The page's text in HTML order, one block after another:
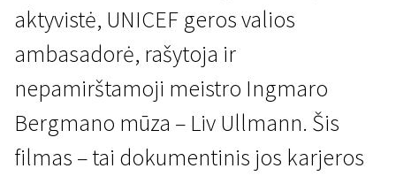
aktyvistė, UNICEF geros valios
ambasadorė, rašytoja ir
nepamirštamoji meistro Ingmaro
Bergmano mūza – Liv Ullmann. Šis
filmas – tai dokumentinis jos karjeros